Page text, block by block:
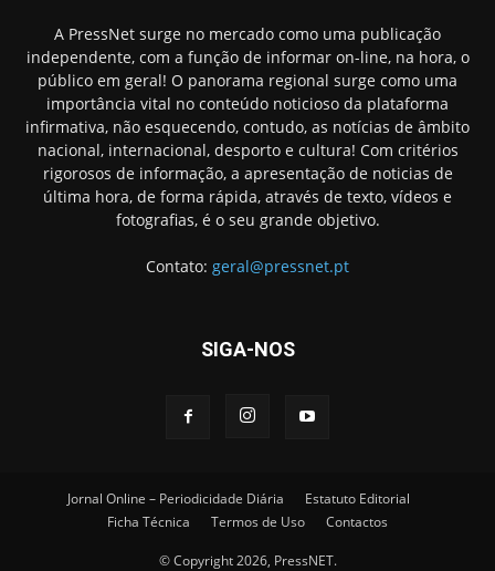
A PressNet surge no mercado como uma publicação
independente, com a função de informar on-line, na hora, o
público em geral! O panorama regional surge como uma
importância vital no conteúdo noticioso da plataforma
infirmativa, não esquecendo, contudo, as notícias de âmbito
nacional, internacional, desporto e cultura! Com critérios
rigorosos de informação, a apresentação de noticias de
última hora, de forma rápida, através de texto, vídeos e
fotografias, é o seu grande objetivo.
Contato: geral@pressnet.pt
SIGA-NOS
Jornal Online – Periodicidade Diária
Estatuto Editorial
Ficha Técnica
Termos de Uso Contactos
© Copyright 2026, PressNET.